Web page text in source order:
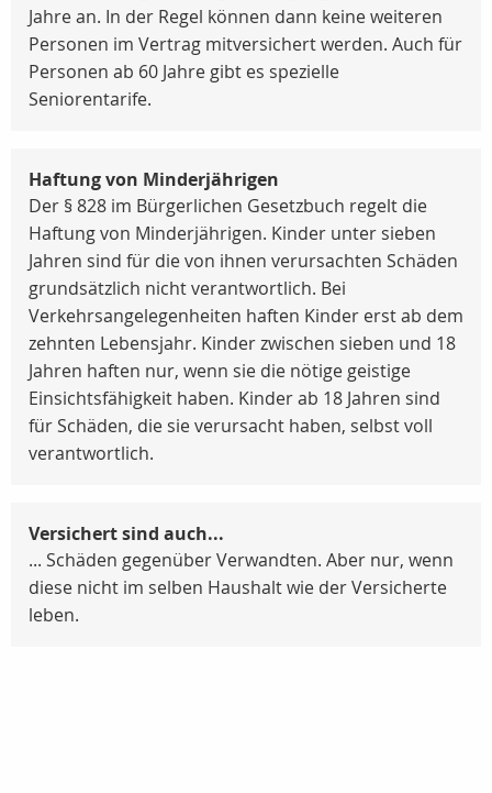
Jahre an. In der Regel können dann keine weiteren
Personen im Vertrag mitversichert werden. Auch für
Personen ab 60 Jahre gibt es spezielle
Seniorentarife.
Haftung von Minderjährigen
Der § 828 im Bürgerlichen Gesetzbuch regelt die
Haftung von Minderjährigen. Kinder unter sieben
Jahren sind für die von ihnen verursachten Schäden
grundsätzlich nicht verantwortlich. Bei
Verkehrsangelegenheiten haften Kinder erst ab dem
zehnten Lebensjahr. Kinder zwischen sieben und 18
Jahren haften nur, wenn sie die nötige geistige
Einsichtsfähigkeit haben. Kinder ab 18 Jahren sind
für Schäden, die sie verursacht haben, selbst voll
verantwortlich.
Versichert sind auch...
... Schäden gegenüber Verwandten. Aber nur, wenn
diese nicht im selben Haushalt wie der Versicherte
leben.